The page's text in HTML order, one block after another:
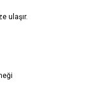
ulaşır.